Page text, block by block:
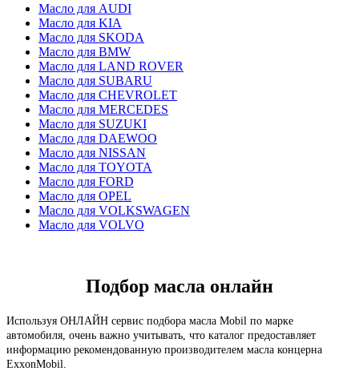
Масло для AUDI
Масло для KIA
Масло для SKODA
Масло для BMW
Масло для LAND ROVER
Масло для SUBARU
Масло для CHEVROLET
Масло для MERCEDES
Масло для SUZUKI
Масло для DAEWOO
Масло для NISSAN
Масло для TOYOTA
Масло для FORD
Масло для OPEL
Масло для VOLKSWAGEN
Масло для VOLVO
Подбор масла онлайн
Используя ОНЛАЙН сервис подбора масла Mobil по марке
автомобиля, очень важно учитывать, что каталог предоставляет
информацию рекомендованную производителем масла концерна
ExxonMobil.